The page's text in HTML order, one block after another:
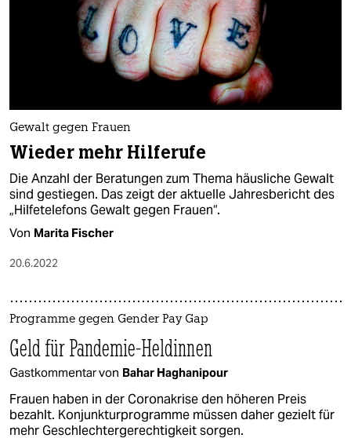
Gewalt gegen Frauen
Wieder mehr Hilferufe
Die Anzahl der Beratungen zum Thema häusliche Gewalt
sind gestiegen. Das zeigt der aktuelle Jahresbericht des
„Hilfetelefons Gewalt gegen Frauen“.
Von Marita Fischer
20.6.2022
Programme gegen Gender Pay Gap
Geld für Pandemie-Heldinnen
Gastkommentar von Bahar Haghanipour
Frauen haben in der Coronakrise den höheren Preis
bezahlt. Konjunkturprogramme müssen daher gezielt für
mehr Geschlechtergerechtigkeit sorgen.